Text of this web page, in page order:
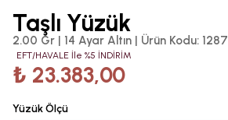
Taşlı Yüzük
2.00 Gr | 14 Ayar Altın | Ürün Kodu: 1287
EFT/HAVALE İle %5 İNDİRİM
₺ 23.383,00
Yüzük Ölçü